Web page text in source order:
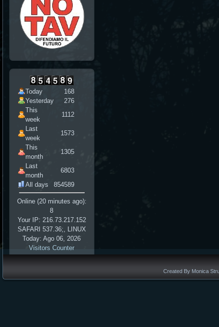
Today
168
Yesterday
276
This
week
1112
Last
week
1573
This
month
1305
Last
month
6803
All days
854589
Online (20 minutes ago):
8
Your IP: 216.73.217.152
SAFARI 537.36;, LINUX
Today: Ago 06, 2026
Visitors Counter
Created By Monica